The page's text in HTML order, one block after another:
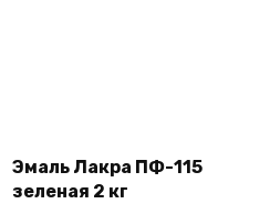
Эмаль Лакра ПФ-115
зеленая 2 кг